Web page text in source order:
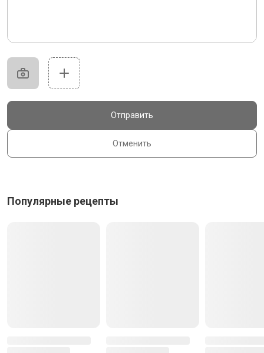
Отменить
Отправить
Популярные рецепты